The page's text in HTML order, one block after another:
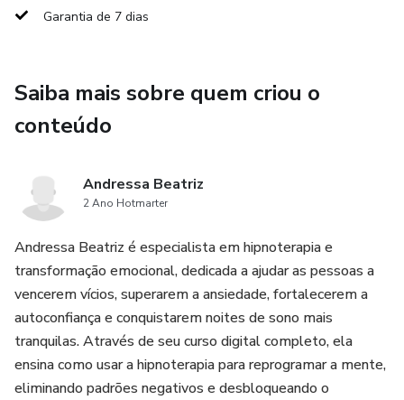
Garantia de 7 dias
Saiba mais sobre quem criou o
conteúdo
Andressa Beatriz
2 Ano Hotmarter
Andressa Beatriz é especialista em hipnoterapia e
transformação emocional, dedicada a ajudar as pessoas a
vencerem vícios, superarem a ansiedade, fortalecerem a
autoconfiança e conquistarem noites de sono mais
tranquilas. Através de seu curso digital completo, ela
ensina como usar a hipnoterapia para reprogramar a mente,
eliminando padrões negativos e desbloqueando o